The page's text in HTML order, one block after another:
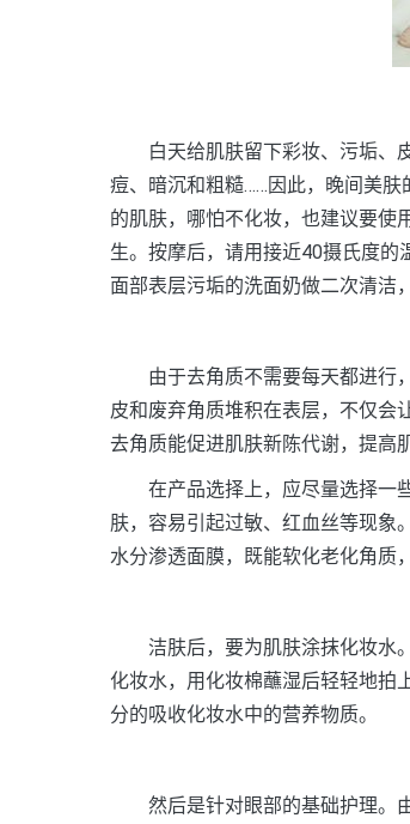
白天给肌肤留下彩妆、污垢、皮
痘、暗沉和粗糙……因此，晚间美
的肌肤，哪怕不化妆，也建议要使
生。按摩后，请用接近40摄氏度
面部表层污垢的洗面奶做二次清洁
由于去角质不需要每天都进行，
皮和废弃角质堆积在表层，不仅会
去角质能促进肌肤新陈代谢，提高
在产品选择上，应尽量选择一些
肤，容易引起过敏、红血丝等现象
水分渗透面膜，既能软化老化角质
洁肤后，要为肌肤涂抹化妆水。
化妆水，用化妆棉蘸湿后轻轻地拍
分的吸收化妆水中的营养物质。
然后是针对眼部的基础护理。由